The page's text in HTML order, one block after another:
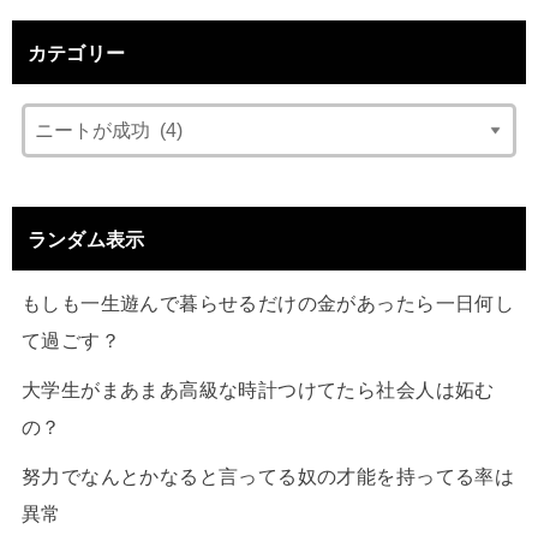
カテゴリー
ランダム表示
もしも一生遊んで暮らせるだけの金があったら一日何し
て過ごす？
大学生がまあまあ高級な時計つけてたら社会人は妬む
の？
努力でなんとかなると言ってる奴の才能を持ってる率は
異常